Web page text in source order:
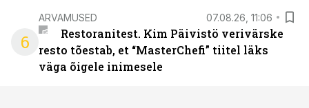
6
ARVAMUSED 07.08.26, 11:06
Restoranitest. Kim Päivistö verivärske
resto tõestab, et “MasterChefi” tiitel läks
väga õigele inimesele